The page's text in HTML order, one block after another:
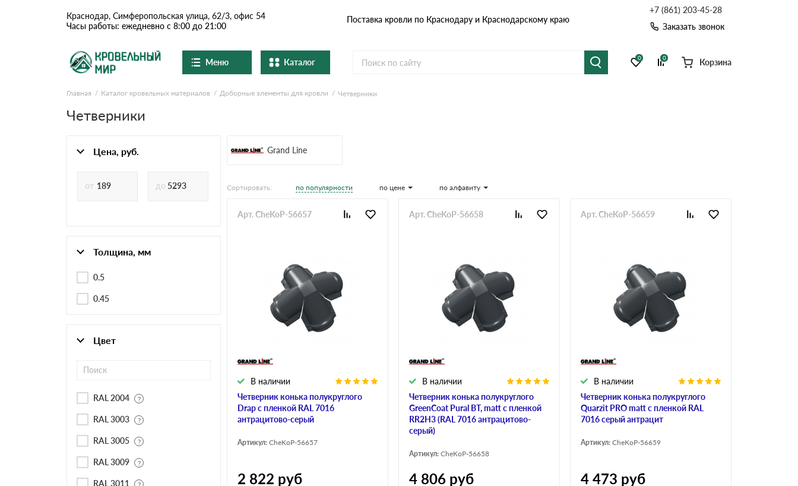
Поставка кровли по Краснодару и Краснодарскому краю
Краснодар, Симферопольская улица, 62/3, офис 54
Часы работы: ежедневно с 8:00 до 21:00
+7 (861) 203-45-28
Заказать звонок
Меню
О компании
Вопросы-ответы
Каталог
Ондулин и шифер Металлочерепица
Комплектующие
Черепица Ондулин
0 0 Корзина
Главная Каталог кровельных материалов Доборные элементы для кровли Четверники
Четверники
Цена, руб.
Толщина, мм
0.5
0.45
Цвет
RAL 2004
RAL 3003
RAL 3005
RAL 3009
RAL 3011
Grand Line
Сортировать: по популярности по цене по алфавиту
Четверник конька полукруглого
Drap с пленкой RAL 7016
антрацитово-серый
В наличии
Арт. CheKoP-56657
Артикул: CheKoP-56657
2 822 руб
Четверник конька полукруглого
GreenCoat Pural BT, matt с пленкой
RR2Н3 (RAL 7016 антрацитово-
серый)
В наличии
Арт. CheKoP-56658
Артикул: CheKoP-56658
4 806 руб
Четверник конька полукруглого
Quarzit PRO matt с пленкой RAL
7016 серый антрацит
В наличии
Арт. CheKoP-56659
Артикул: CheKoP-56659
4 473 руб